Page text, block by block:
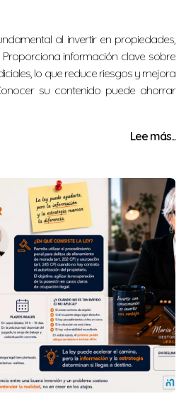
al invertir en propiedades,
información clave sobre
lo que reduce riesgos y mejora
su contenido puede ahorrar
Lee más...